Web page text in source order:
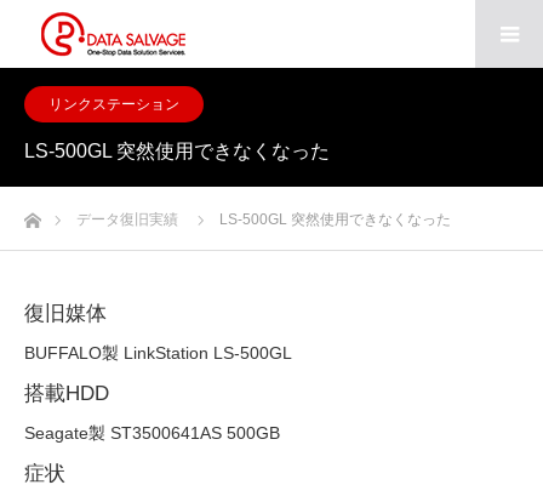
リンクステーション
LS-500GL 突然使用できなくなった
ホームデータ復旧実績 LS-500GL 突然使用できなくなった
復旧媒体
BUFFALO製 LinkStation LS-500GL
搭載HDD
Seagate製 ST3500641AS 500GB
症状